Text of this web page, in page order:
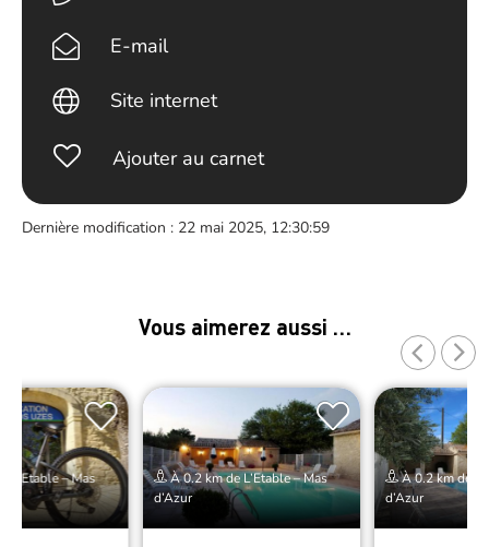
E-mail
Site internet
Ajouter au carnet
Dernière modification : 22 mai 2025, 12:30:59
Vous aimerez aussi …
L’Etable – Mas
À 0.2 km de L’Etable – Mas
d’Azur
À 0.2 km de
d’Azur